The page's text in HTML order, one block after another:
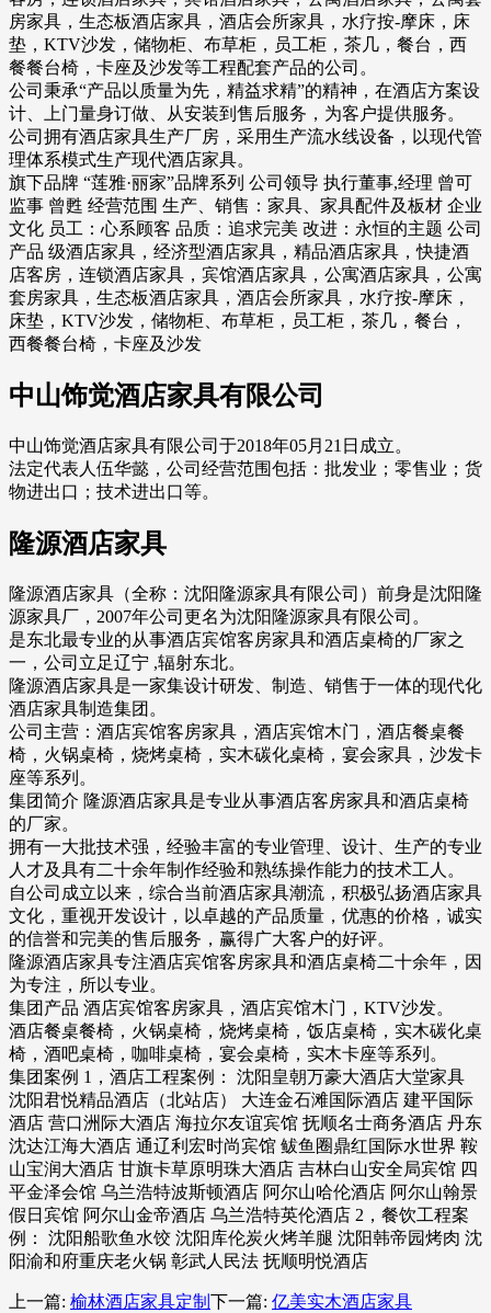
房家具，生态板酒店家具，酒店会所家具，水疗按-摩床，床
垫，KTV沙发，储物柜、布草柜，员工柜，茶几，餐台，西
餐餐台椅，卡座及沙发等工程配套产品的公司。
公司秉承“产品以质量为先，精益求精”的精神，在酒店方案设
计、上门量身订做、从安装到售后服务，为客户提供服务。
公司拥有酒店家具生产厂房，采用生产流水线设备，以现代管
理体系模式生产现代酒店家具。
旗下品牌 “莲雅·丽家”品牌系列 公司领导 执行董事,经理 曾可
监事 曾甦 经营范围 生产、销售：家具、家具配件及板材 企业
文化 员工：心系顾客 品质：追求完美 改进：永恒的主题 公司
产品 级酒店家具，经济型酒店家具，精品酒店家具，快捷酒
店客房，连锁酒店家具，宾馆酒店家具，公寓酒店家具，公寓
套房家具，生态板酒店家具，酒店会所家具，水疗按-摩床，
床垫，KTV沙发，储物柜、布草柜，员工柜，茶几，餐台，
西餐餐台椅，卡座及沙发
中山饰觉酒店家具有限公司
中山饰觉酒店家具有限公司于2018年05月21日成立。
法定代表人伍华懿，公司经营范围包括：批发业；零售业；货
物进出口；技术进出口等。
隆源酒店家具
隆源酒店家具（全称：沈阳隆源家具有限公司）前身是沈阳隆
源家具厂，2007年公司更名为沈阳隆源家具有限公司。
是东北最专业的从事酒店宾馆客房家具和酒店桌椅的厂家之
一，公司立足辽宁 ,辐射东北。
隆源酒店家具是一家集设计研发、制造、销售于一体的现代化
酒店家具制造集团。
公司主营：酒店宾馆客房家具，酒店宾馆木门，酒店餐桌餐
椅，火锅桌椅，烧烤桌椅，实木碳化桌椅，宴会家具，沙发卡
座等系列。
集团简介 隆源酒店家具是专业从事酒店客房家具和酒店桌椅
的厂家。
拥有一大批技术强，经验丰富的专业管理、设计、生产的专业
人才及具有二十余年制作经验和熟练操作能力的技术工人。
自公司成立以来，综合当前酒店家具潮流，积极弘扬酒店家具
文化，重视开发设计，以卓越的产品质量，优惠的价格，诚实
的信誉和完美的售后服务，赢得广大客户的好评。
隆源酒店家具专注酒店宾馆客房家具和酒店桌椅二十余年，因
为专注，所以专业。
集团产品 酒店宾馆客房家具，酒店宾馆木门，KTV沙发。
酒店餐桌餐椅，火锅桌椅，烧烤桌椅，饭店桌椅，实木碳化桌
椅，酒吧桌椅，咖啡桌椅，宴会桌椅，实木卡座等系列。
集团案例 1，酒店工程案例： 沈阳皇朝万豪大酒店大堂家具
沈阳君悦精品酒店（北站店） 大连金石滩国际酒店 建平国际
酒店 营口洲际大酒店 海拉尔友谊宾馆 抚顺名士商务酒店 丹东
沈达江海大酒店 通辽利宏时尚宾馆 鲅鱼圈鼎红国际水世界 鞍
山宝润大酒店 甘旗卡草原明珠大酒店 吉林白山安全局宾馆 四
平金泽会馆 乌兰浩特波斯顿酒店 阿尔山哈伦酒店 阿尔山翰景
假日宾馆 阿尔山金帝酒店 乌兰浩特英伦酒店 2，餐饮工程案
例： 沈阳船歌鱼水饺 沈阳库伦炭火烤羊腿 沈阳韩帝园烤肉 沈
阳渝和府重庆老火锅 彰武人民法 抚顺明悦酒店
上一篇: 榆林酒店家具定制 下一篇: 亿美实木酒店家具